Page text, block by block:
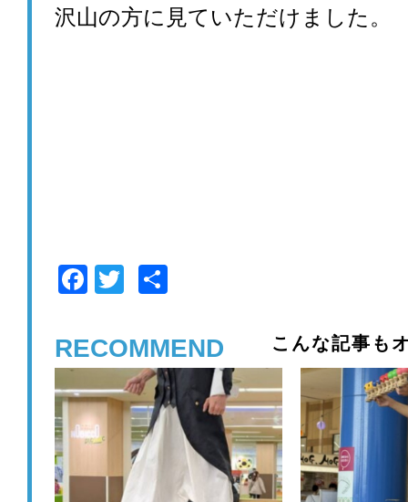
沢山の方に見ていただけました。
F
c
e
b
o
o
k
tt
er
RECOMMEND こんな記事も